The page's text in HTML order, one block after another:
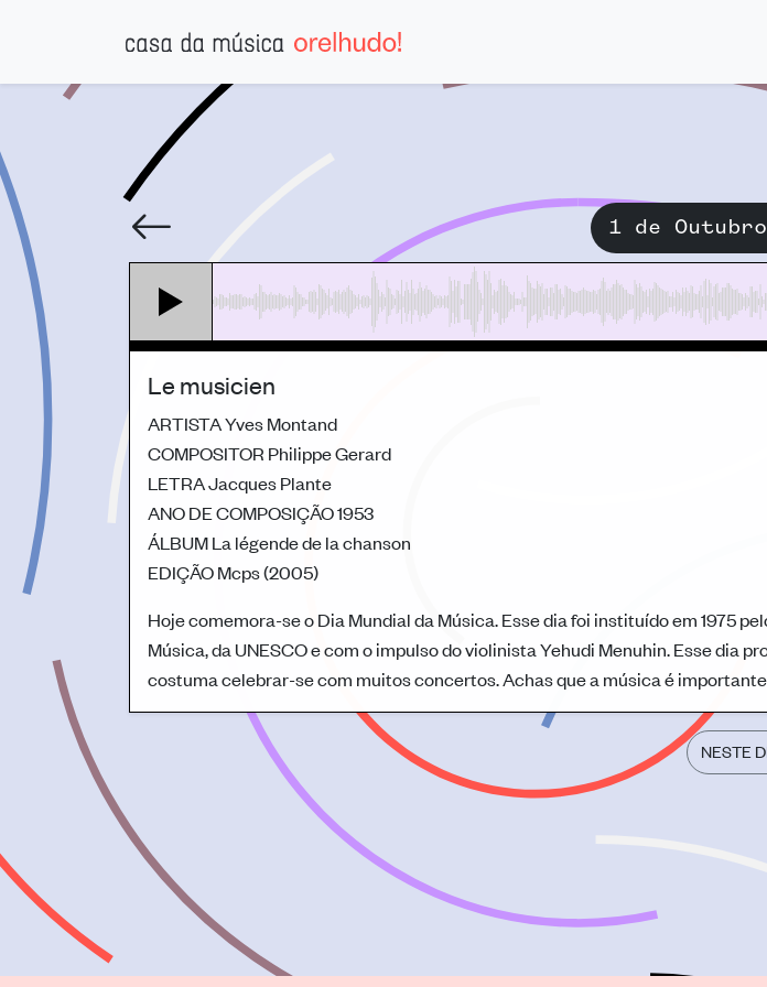
1 de
Le musicien
ARTISTAYves Montand
COMPOSITOR Philippe Gerard
LETRAJacques Plante
ANO DE COMPOSIÇÃO1953
ÁLBUMLa légende de la chanson
EDIÇÃOMcps (2005)
Hoje comemora-se o Dia Mundial da Música. Esse dia foi instituído em 1975
Música, da UNESCO e com o impulso do violinista Yehudi Menuhin. Esse dia
costuma celebrar-se com muitos concertos. Achas que a música é
NESTE